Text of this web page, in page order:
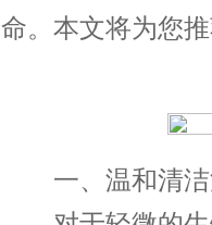
命。本文将为您
一、温和清洁